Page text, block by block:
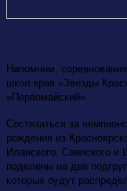
Напомним,
школ края «Звезды
«Первомайский».
Состязаться за
рождения из
Иланского, Саянского
поделены на две
которых будут